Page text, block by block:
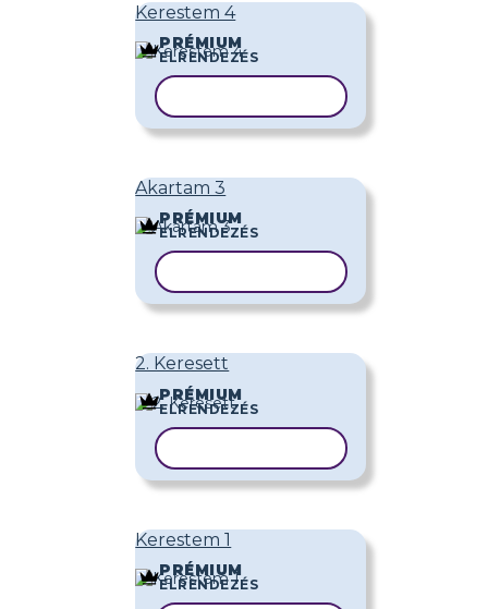
Kerestem 4
PRÉMIUM
ELRENDEZÉS
Akartam 3
PRÉMIUM
ELRENDEZÉS
2. Keresett
PRÉMIUM
ELRENDEZÉS
Kerestem 1
PRÉMIUM
ELRENDEZÉS